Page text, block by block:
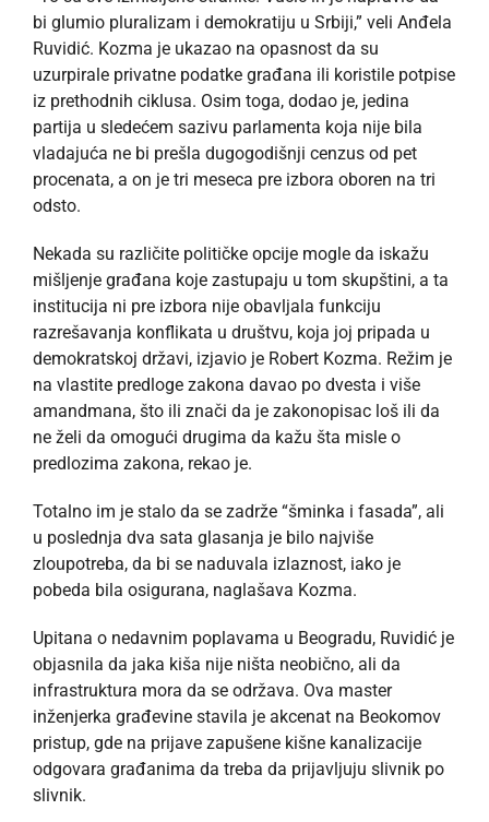
bi glumio pluralizam i demokratiju u Srbiji,” veli Anđela
Ruvidić. Kozma je ukazao na opasnost da su
uzurpirale privatne podatke građana ili koristile potpise
iz prethodnih ciklusa. Osim toga, dodao je, jedina
partija u sledećem sazivu parlamenta koja nije bila
vladajuća ne bi prešla dugogodišnji cenzus od pet
procenata, a on je tri meseca pre izbora oboren na tri
odsto.
Nekada su različite političke opcije mogle da iskažu
mišljenje građana koje zastupaju u tom skupštini, a ta
institucija ni pre izbora nije obavljala funkciju
razrešavanja konflikata u društvu, koja joj pripada u
demokratskoj državi, izjavio je Robert Kozma. Režim je
na vlastite predloge zakona davao po dvesta i više
amandmana, što ili znači da je zakonopisac loš ili da
ne želi da omogući drugima da kažu šta misle o
predlozima zakona, rekao je.
Totalno im je stalo da se zadrže “šminka i fasada”, ali
u poslednja dva sata glasanja je bilo najviše
zloupotreba, da bi se naduvala izlaznost, iako je
pobeda bila osigurana, naglašava Kozma.
Upitana o nedavnim poplavama u Beogradu, Ruvidić je
objasnila da jaka kiša nije ništa neobično, ali da
infrastruktura mora da se održava. Ova master
inženjerka građevine stavila je akcenat na Beokomov
pristup, gde na prijave zapušene kišne kanalizacije
odgovara građanima da treba da prijavljuju slivnik po
slivnik.